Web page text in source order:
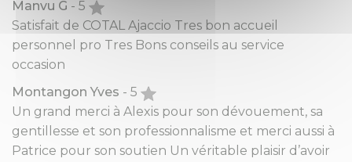
Manvu G - 5
Satisfait de COTAL Ajaccio Tres bon accueil
personnel pro Tres Bons conseils au service
occasion
Montangon Yves - 5
Un grand merci à Alexis pour son dévouement, sa
gentillesse et son professionnalisme et merci aussi à
Patrice pour son soutien Un véritable plaisir d’avoir